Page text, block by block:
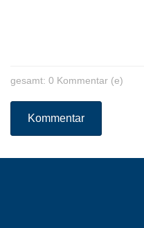
gesamt: 0 Kommentar (e)
Kommentar